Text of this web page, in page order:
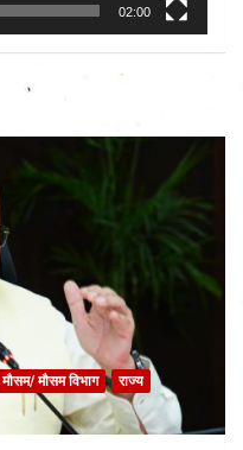
02:00
मौसम/ मौसम विभाग
राज्य